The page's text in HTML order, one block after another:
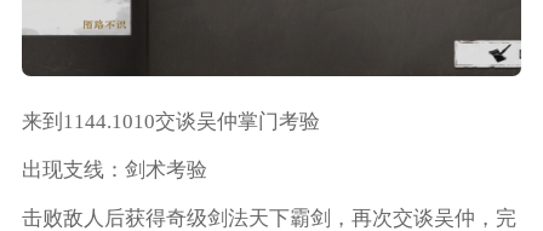
来到1144.1010交谈吴仲掌门考验
出现支线：剑术考验
击败敌人后获得奇级剑法天下霸剑，再次交谈吴仲，完